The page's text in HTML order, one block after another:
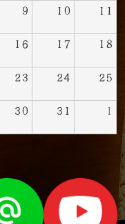
9 10
11
16 17
18
23 24
25
30 31 1